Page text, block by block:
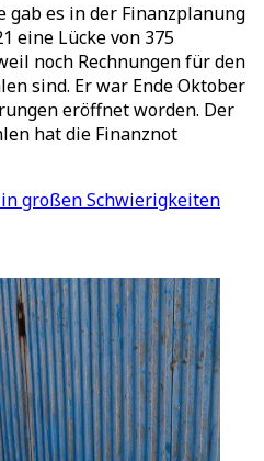
gab es in der Finanzplanung
eine Lücke von 375
noch Rechnungen für den
sind. Er war Ende Oktober
eröffnet worden. Der
hat die Finanznot
großen Schwierigkeiten